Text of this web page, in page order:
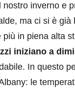
nostro inverno e
ma ci si è
in piena alta
iniziano a
In questo
le